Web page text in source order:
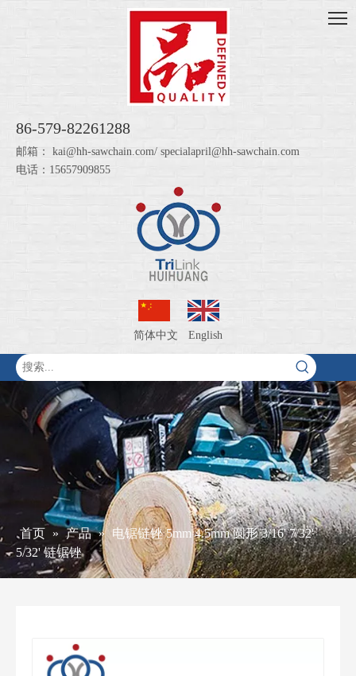
86-579-82261288
邮箱： kai@hh-sawchain.com/ specialapril@hh-sawchain.com
电话：15657909855
简体中文 English
首页 » 产品 » 电锯链锉 5mm 4.5mm 圆形 3/16' 7/32'
5/32' 链锯锉